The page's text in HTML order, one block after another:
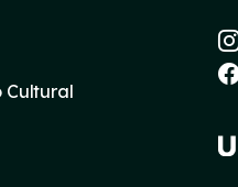
Cultural